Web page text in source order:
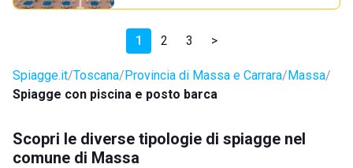
1 2 3 >
Spiagge.it Toscana Provincia di Massa e Carrara Massa
Spiagge con piscina e posto barca
Scopri le diverse tipologie di spiagge nel
comune di Massa